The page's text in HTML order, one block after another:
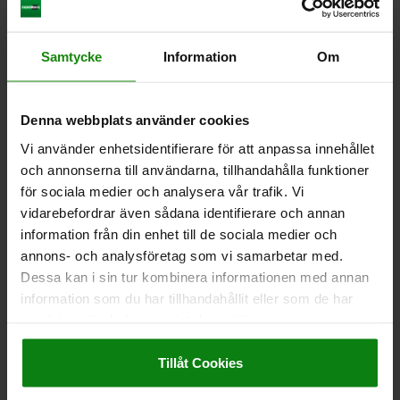
Samtycke Information Om
Denna webbplats använder cookies
Vi använder enhetsidentifierare för att anpassa innehållet
och annonserna till användarna, tillhandahålla funktioner
för sociala medier och analysera vår trafik. Vi
vidarebefordrar även sådana identifierare och annan
information från din enhet till de sociala medier och
annons- och analysföretag som vi samarbetar med.
Dessa kan i sin tur kombinera informationen med annan
information som du har tillhandahållit eller som de har
Impressum|Dataskydd|AGB
Tillåt Cookies
Andra kunder köpte också
03080